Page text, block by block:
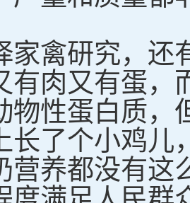
研究，还有
有肉又有蛋，
物性蛋白质，
长了个小鸡儿
营养都没有这